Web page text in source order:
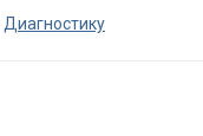
Диагностику